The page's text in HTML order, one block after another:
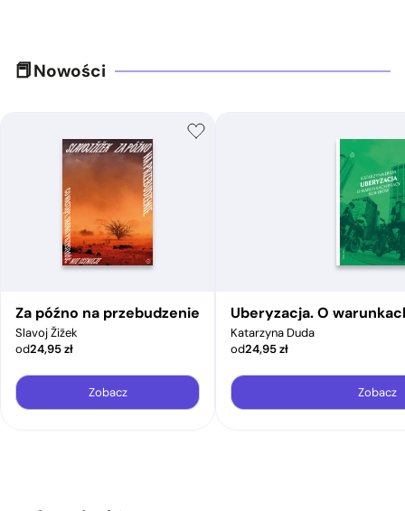
Nowości
Za późno na przebudzenie
Slavoj Žižek
od24,95zł
Zobacz
Uberyzacja. O
Katarzyna Duda
od24,95zł
Zobacz